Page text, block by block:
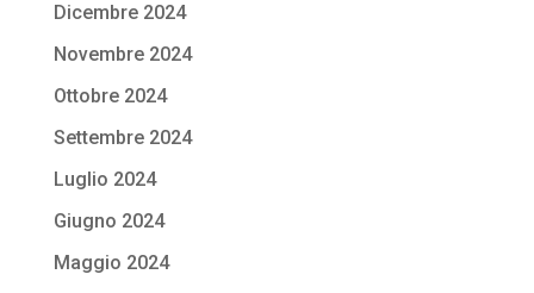
Dicembre 2024
Novembre 2024
Ottobre 2024
Settembre 2024
Luglio 2024
Giugno 2024
Maggio 2024